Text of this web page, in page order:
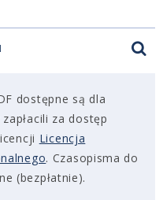
dostępne są dla
za dostęp
Licencja
. Czasopisma do
(bezpłatnie).